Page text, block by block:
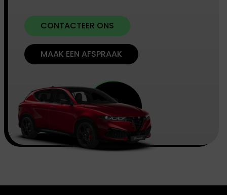
CONTACTEER ONS
MAAK EEN AFSPRAAK